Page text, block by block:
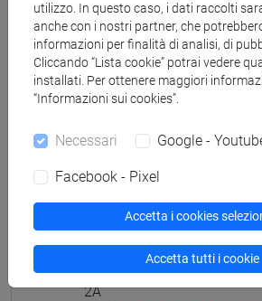
Struttura generale
LINGUA INGLESE
ESERCITAZIONI DI LINGUA
ESERCITAZIONI DI
MOD. 1A Cognomi A-E
ESERCITAZIONI DI
ESERCITAZIONI DI
ESERCITAZIONI DI LINGUA
2A
utilizzo. In questo caso, i dati raccolti
anche con i nostri partner, che
informazioni per finalità di analisi, di
Cliccando “Lista cookie” potrai vedere
installati. Per ottenere maggiori
“Informazioni sui cookies”.
Necessari Google -
Facebook - Pixel
Accetta i cookies
Accetta tutti i cookie